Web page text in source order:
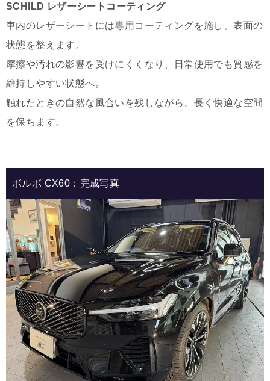
SCHILD レザーシートコーティング
車内のレザーシートには専用コーティングを施し、表面の
状態を整えます。
摩擦や汚れの影響を受けにくくなり、日常使用でも質感を
維持しやすい状態へ。
触れたときの自然な風合いを残しながら、長く快適な空間
を保ちます。
ボルボ CX60：完成写真